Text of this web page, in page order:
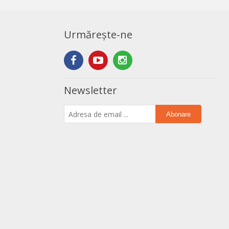
Urmărește-ne
Newsletter
Abonare